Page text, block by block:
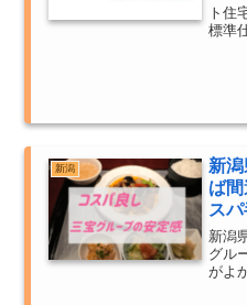
ト住
標準
新潟
新
ば
スパ
新潟
グル
がよ